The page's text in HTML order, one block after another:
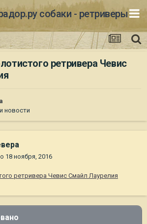
собаки - ретриверы
ретривера Чевис
новости
18 ноября, 2016
ретривера Чевис Смайл Лаурелия